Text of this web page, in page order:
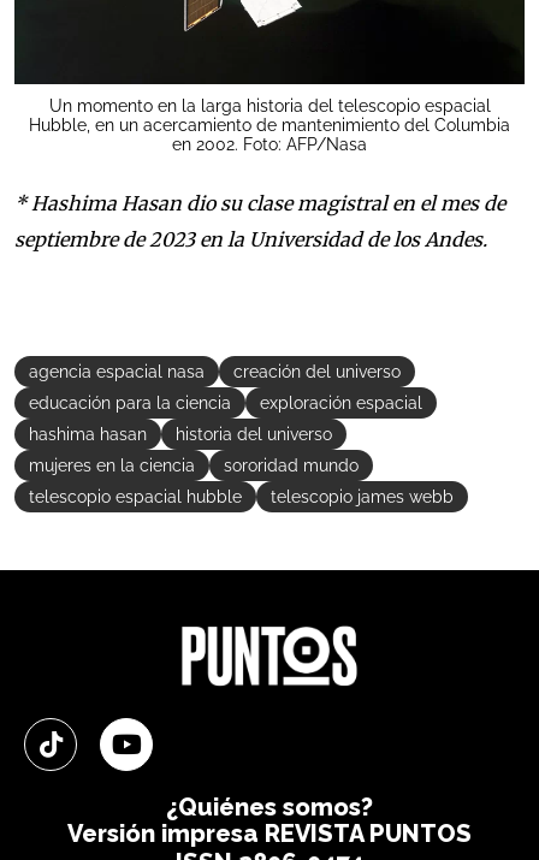
Un momento en la larga historia del telescopio espacial
Hubble, en un acercamiento de mantenimiento del Columbia
en 2002. Foto: AFP/Nasa
* Hashima Hasan dio su clase magistral en el mes de
septiembre de 2023 en la Universidad de los Andes.
agencia espacial nasa
creación del universo
educación para la ciencia
exploración espacial
hashima hasan
historia del universo
mujeres en la ciencia
sororidad mundo
telescopio espacial hubble
telescopio james webb
¿Quiénes somos?
Versión impresa REVISTA PUNTOS